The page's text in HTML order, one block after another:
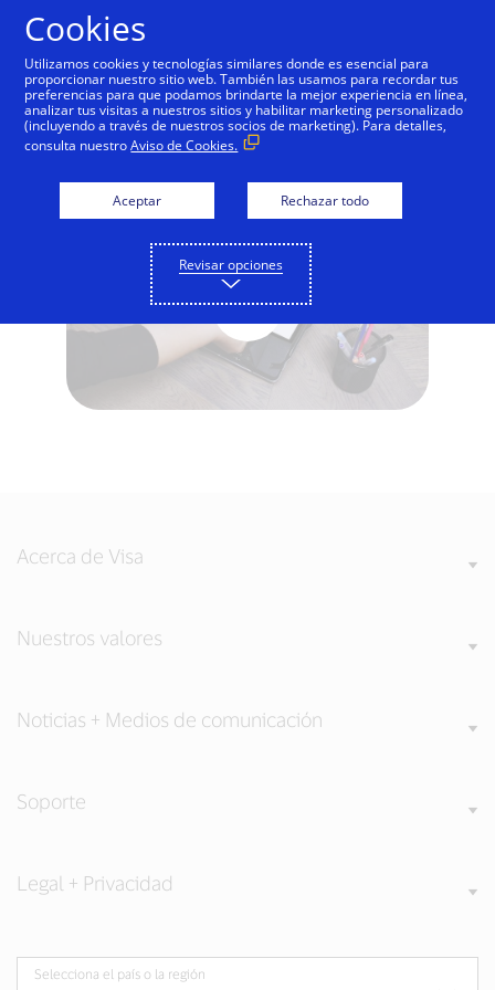
Visa Contactless Payments (B-
Roll)
Acerca de Visa
Nuestros valores
Noticias + Medios de comunicación
Soporte
Legal + Privacidad
Selecciona el país o la región
Cookies
Utilizamos cookies y tecnologías similares donde es esencial para
proporcionar nuestro sitio web. También las usamos para recordar tus
preferencias para que podamos brindarte la mejor experiencia en línea,
analizar tus visitas a nuestros sitios y habilitar marketing personalizado
(incluyendo a través de nuestros socios de marketing). Para detalles,
consulta nuestroAviso de Cookies.
Aceptar Rechazar todo
Revisar opciones